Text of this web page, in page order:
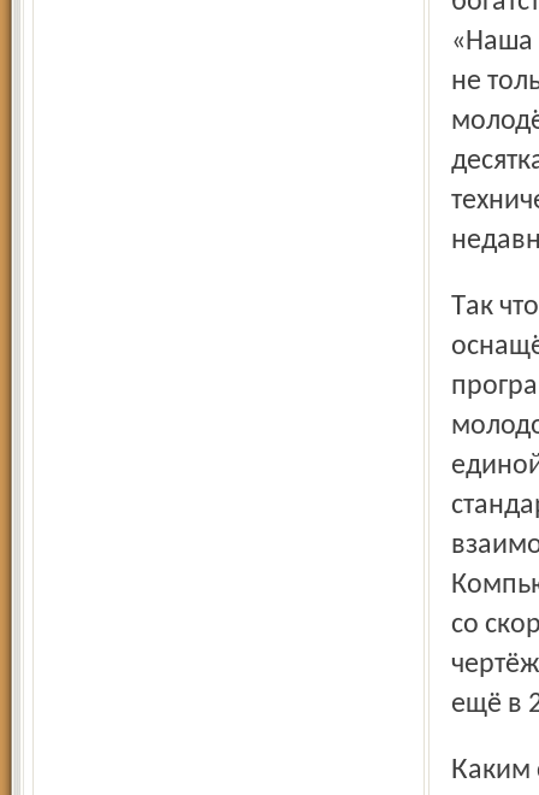
«Наша
не
Так что во всех его производственных отделах,
со
ещё в
Каким стал для института год уходящий? В поисках ответа